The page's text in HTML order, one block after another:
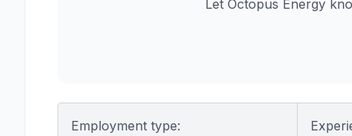
Let Octopus Energy
Employment type: